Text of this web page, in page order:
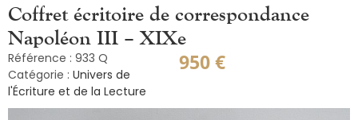
Coffret écritoire de correspondance
Napoléon III – XIXe
Référence : 933 Q
Catégorie : Univers de
l'Écriture et de la Lecture
950€